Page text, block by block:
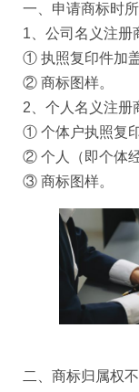
一、申请商标时
1、公司名义注册
① 执照复印件加
② 商标图样。
2、个人名义注册
① 个体户执照复
② 个人（即个体
③ 商标图样。
二、商标归属权